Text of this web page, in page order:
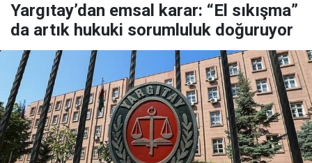
Yargıtay’dan emsal karar: “El sıkışma”
da artık hukuki sorumluluk doğuruyor